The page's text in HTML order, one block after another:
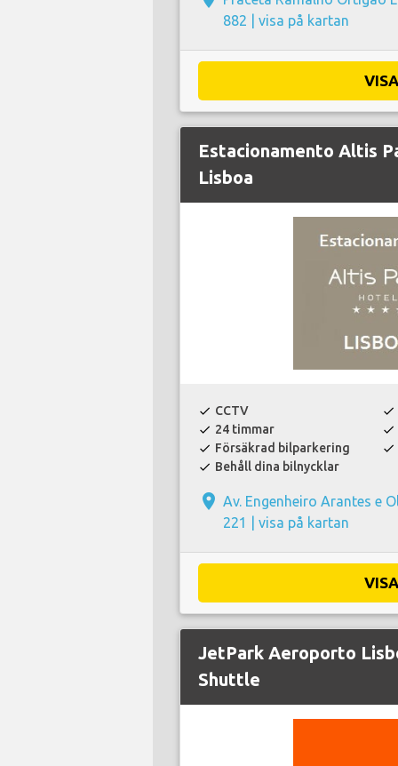
882 | visa på kartan
VISA
Estacionamento Altis
Lisboa
check CCTV check
check 24 timmar check
check Försäkrad bilparkering check
check Behåll dina bilnycklar
place Av. Engenheiro Arantes e
221 | visa på kartan
VISA
JetPark Aeroporto
Shuttle